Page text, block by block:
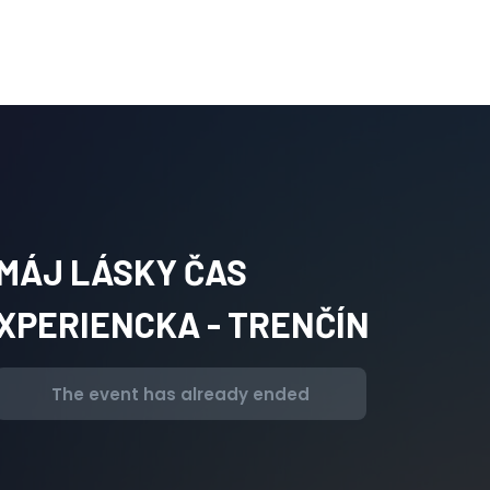
LÁSKY ČAS
- TRENČÍN
The event has already ended